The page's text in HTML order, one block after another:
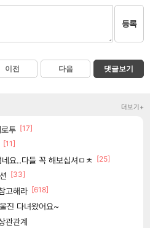
등록
이전 다음 댓글보기
더보기+
투 [17]
[11]
요..다들 꼭 해보십셔ㅁㅊ
[25]
[33]
고해라 [618]
진 다녀왔어요~
관관계